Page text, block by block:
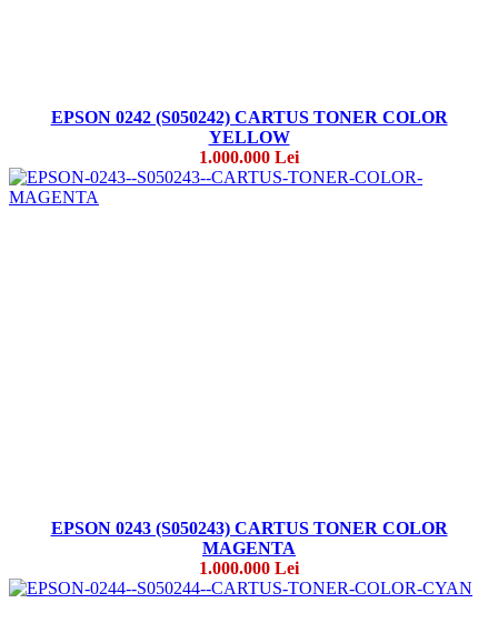
EPSON 0242 (S050242) CARTUS TONER COLOR
YELLOW
1.000.000 Lei
EPSON 0243 (S050243) CARTUS TONER COLOR
MAGENTA
1.000.000 Lei